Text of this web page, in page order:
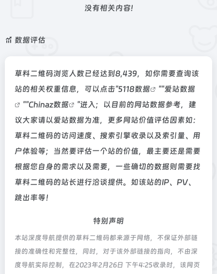
没有相关内容!
数据评估
草料二维码浏览人数已经达到8,439，如你需要查询该
站的相关权重信息，可以点击"5118数据 ""爱站数据
""Chinaz数据
"进入；以目前的网站数据参考，建
议大家请以爱站数据为准，更多网站价值评估因素如：
草料二维码的访问速度、搜索引擎收录以及索引量、用
户体验等；当然要评估一个站的价值，最主要还是需要
根据您自身的需求以及需要，一些确切的数据则需要找
草料二维码的站长进行洽谈提供。如该站的IP、PV、
跳出率等！
特别声明
本站深度导航提供的草料二维码都来源于网络，不保证外部链
接的准确性和完整性，同时，对于该外部链接的指向，不由深
度导航实际控制，在2023年2月26日 下午4:25收录时，该网页